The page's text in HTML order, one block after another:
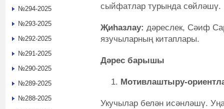
сыйфатлар турында сөйләшү.
Җиһазлау: дәреслек, Сәиф
язучыларның китаплары.
Дәрес барышы
Мотивлаштыру-
Укучылар белән исәнләшү.
№294-2025
№293-2025
№292-2025
№291-2025
№290-2025
№289-2025
№288-2025